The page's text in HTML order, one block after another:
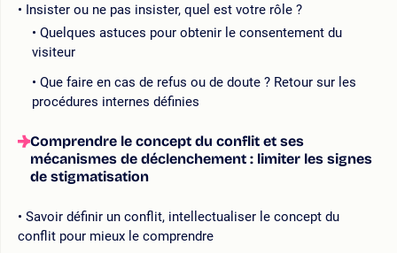
Insister ou ne pas insister, quel est votre rôle ?
Quelques astuces pour obtenir le consentement du
visiteur
Que faire en cas de refus ou de doute ? Retour sur les
procédures internes définies
Comprendre le concept du conflit et ses
mécanismes de déclenchement : limiter les signes
de stigmatisation
Savoir définir un conflit, intellectualiser le concept du
conflit pour mieux le comprendre